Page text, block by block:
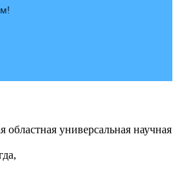
универсальная научная